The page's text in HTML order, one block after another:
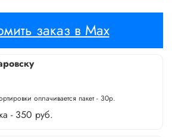
заказ в Max
оплачивается пакет - 30р.
- 350 руб.